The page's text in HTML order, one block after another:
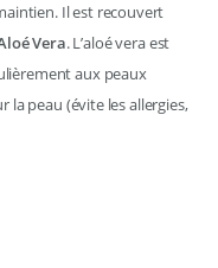
Il est recouvert
Vera. L’aloé vera est
aux peaux
la peau (évite les allergies,